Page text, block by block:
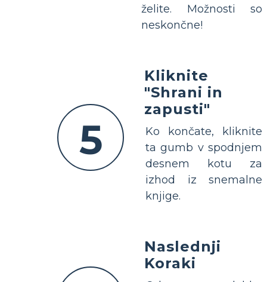
želite. Možnosti so
neskončne!
5
Kliknite
"Shrani in
zapusti"
Ko končate, kliknite
ta gumb v spodnjem
desnem kotu za
izhod iz snemalne
knjige.
Naslednji
Koraki